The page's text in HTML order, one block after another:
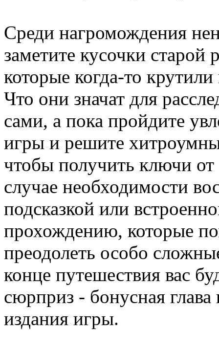
Среди нагромождения
заметите кусочки старой
которые когда-то
Что они значат для
сами, а пока пройдите
игры и решите
чтобы получить ключи
случае необходимости
подсказкой или
прохождению, которые
преодолеть особо
конце путешествия вас
сюрприз - бонусная глава
издания игры.